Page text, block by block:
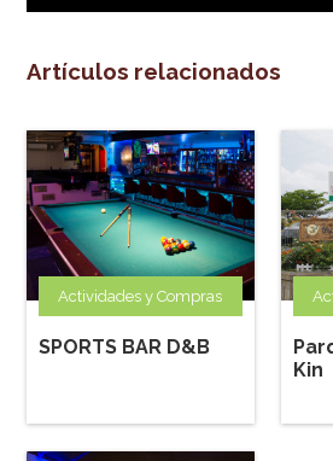
Artículos relacionados
Actividades y Compras
SPORTS BAR D&B
Kin